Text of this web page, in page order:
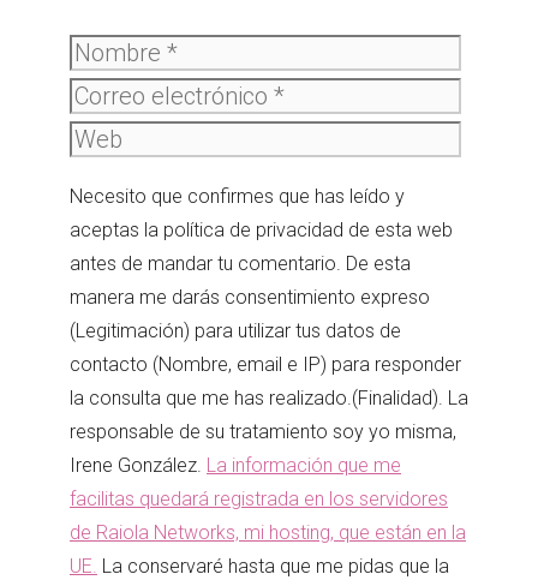
Nombre
Necesito que confirmes que has leído y
aceptas la política de privacidad de esta web
antes de mandar tu comentario. De esta
manera me darás consentimiento expreso
(Legitimación) para utilizar tus datos de
contacto (Nombre, email e IP) para responder
la consulta que me has realizado.(Finalidad). La
responsable de su tratamiento soy yo misma,
Irene González. La información que me
facilitas quedará registrada en los servidores
de Raiola Networks, mi hosting, que están en la
UE. La conservaré hasta que me pidas que la